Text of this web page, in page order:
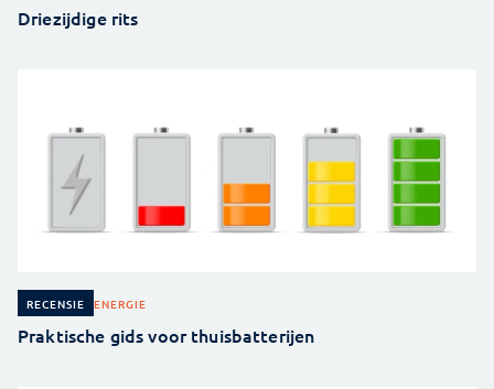
Driezijdige rits
RECENSIE ENERGIE
Praktische gids voor thuisbatterijen